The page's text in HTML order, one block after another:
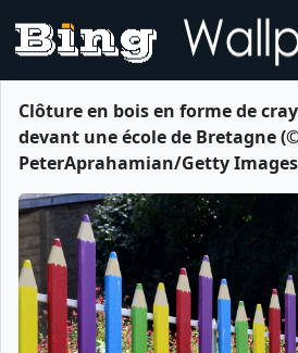
Clôture en bois en forme de
devant une école de Bretagne
PeterAprahamian/Getty